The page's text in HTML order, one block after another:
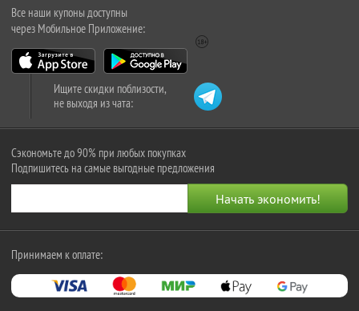
Все наши купоны доступны
через Мобильное Приложение:
Ищите скидки поблизости,
не выходя из чата:
Сэкономьте до 90% при любых покупках
Подпишитесь на самые выгодные предложения
Принимаем к оплате: